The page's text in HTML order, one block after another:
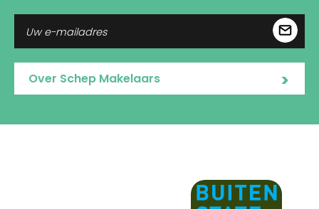
Over Schep Makelaars >